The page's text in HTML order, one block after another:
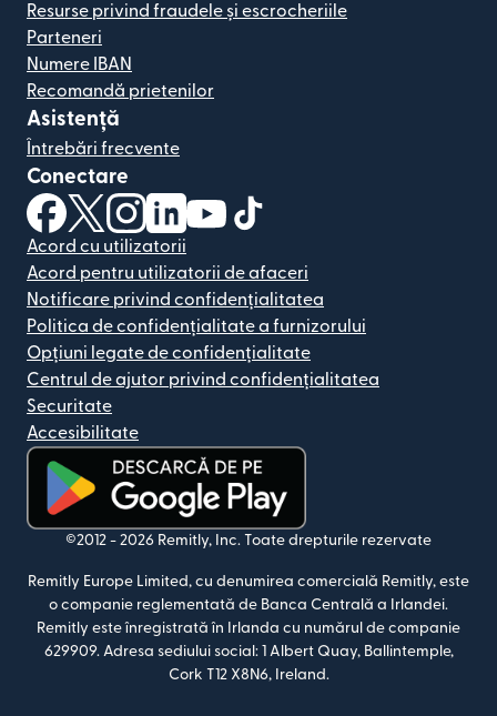
Resurse privind fraudele și escrocheriile
Parteneri
Numere IBAN
Recomandă prietenilor
Asistență
Întrebări frecvente
Conectare
(se deschide într-o fereastră nouă)
(se deschide într-o fereastră nouă)
(se deschide într-o fereastră nouă)
(se deschide într-o fereastră nouă)
(se deschide într-o fereastră
Acord cu utilizatorii
Acord pentru utilizatorii de afaceri
Notificare privind confidențialitatea
Politica de confidențialitate a furnizorului
Opțiuni legate de confidențialitate
Centrul de ajutor privind confidențialitatea
Securitate
Accesibilitate
(se deschide într-o fereastră nouă)
©2012 - 2026 Remitly, Inc. Toate drepturile rezervate
Remitly Europe Limited, cu denumirea comercială Remitly, este
o companie reglementată de Banca Centrală a Irlandei.
Remitly este înregistrată în Irlanda cu numărul de companie
629909. Adresa sediului social: 1 Albert Quay, Ballintemple,
Cork T12 X8N6, Ireland.